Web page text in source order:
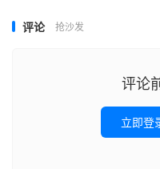
评论 抢沙发
评论
立即登